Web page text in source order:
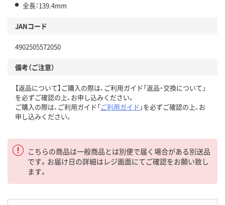
全長：139.4mm
JANコード
4902505572050
備考（ご注意）
【返品について】ご購入の際は、ご利用ガイド「返品・交換について」
を必ずご確認の上、お申し込みください。
ご購入の際は、ご利用ガイド「ご利用ガイド 」を必ずご確認の上、お
申し込みください。
こちらの商品は一般商品とは別便で届く場合がある別送品
です。お届け日の詳細はレジ画面にてご確認をお願い致し
ます。